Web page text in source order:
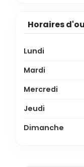
Horaires
Lundi
Mardi
Mercredi
Jeudi
Dimanche